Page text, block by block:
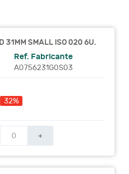
31MM SMALL ISO 020 6U.
Ref. Fabricante
A0756231G0S03
32%
+